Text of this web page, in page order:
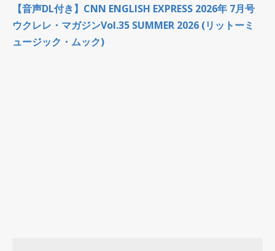
【音声DL付き】CNN ENGLISH EXPRESS 2026年 7月号
ウクレレ・マガジンVol.35 SUMMER 2026 (リットーミ
ュージック・ムック)